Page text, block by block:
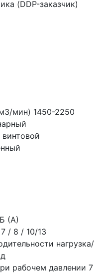
(DDP-заказчик)
мин) 1450-2250
(А)
7 / 8 / 10/13
нагрузка/
рабочем давлении 7